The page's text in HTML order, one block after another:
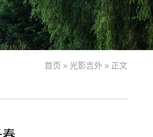
首页 » 光影吉外 » 正文